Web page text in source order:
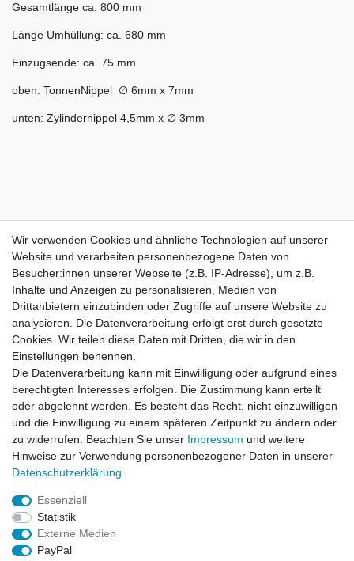
Gesamtlänge ca. 800 mm
Länge Umhüllung: ca. 680 mm
Einzugsende: ca. 75 mm
oben: TonnenNippel ∅ 6mm x 7mm
unten: Zylindernippel 4,5mm x ∅ 3mm
Rechtliches
AGB
Widerrufsrecht
Impressum
Datenschutzerklärung
Service
Kontakt
Datenschutzerklärung
FAQ / Ratgeber
Kinderquad
E-Bikes / Pedelecs
Dirt Bike & Pocketbike
Quad & ATV
Kinderbuggy | Gokart
Wir verwenden Cookies und ähnliche Technologien auf unserer
Website und verarbeiten personenbezogene Daten von
Besucher:innen unserer Webseite (z.B. IP-Adresse), um z.B.
Inhalte und Anzeigen zu personalisieren, Medien von
Drittanbietern einzubinden oder Zugriffe auf unsere Website zu
analysieren. Die Datenverarbeitung erfolgt erst durch gesetzte
Cookies. Wir teilen diese Daten mit Dritten, die wir in den
Einstellungen benennen.
Die Datenverarbeitung kann mit Einwilligung oder aufgrund eines
berechtigten Interesses erfolgen. Die Zustimmung kann erteilt
oder abgelehnt werden. Es besteht das Recht, nicht einzuwilligen
und die Einwilligung zu einem späteren Zeitpunkt zu ändern oder
zu widerrufen. Beachten Sie unser Impressum und weitere
Hinweise zur Verwendung personenbezogener Daten in unserer
Daten­schutz­erklärung
Essenziell
Statistik
Externe Medien
PayPal